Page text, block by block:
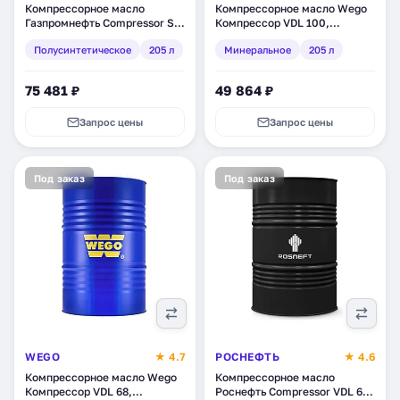
Компрессорное масло
Газпромнефть Compressor S
полусинтетическое, 205 л
Полусинтетическое 205 л
75 481 ₽
Запрос цены
Компрессорное масло Wego
Компрессор VDL 100,
(4627089064004)
Минеральное 205 л
49 864 ₽
Запрос цены
Под заказ
WEGO
★ 4.7
Компрессорное масло Wego
Компрессор VDL 68,
Под заказ
РОСНЕФТЬ
★ 4.6
Компрессорное масло
Роснефть Compressor VDL 68,